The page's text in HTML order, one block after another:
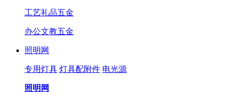
工艺礼品五金
办公文教五金
照明网
专用灯具 灯具配附件 电光源
照明网